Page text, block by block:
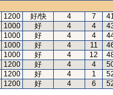
1200 好/快 4 7
1000 好 4 4
1000 好 4 4
1000 好 4 11
1000 好 4 12
1200 好 4 4
1200 好 4 1
1200 好 4 6